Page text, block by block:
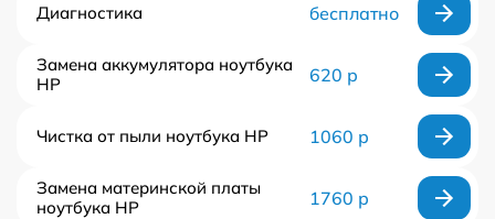
Диагностика бесплатно
Замена аккумулятора ноутбука
HP
620 р
Чистка от пыли ноутбука HP 1060 р
Замена материнской платы
ноутбука HP
1760 р